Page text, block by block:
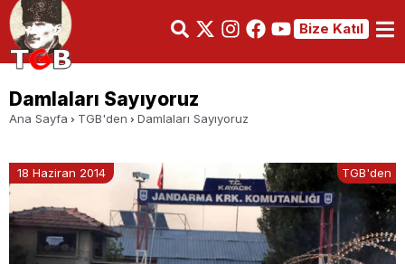
Bize Katıl
Damlaları Sayıyoruz
Ana Sayfa TGB'den Damlaları Sayıyoruz
18 Haziran 2014 TGB'den